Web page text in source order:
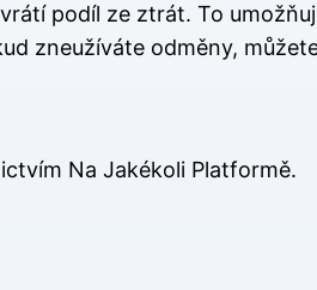
podíl ze ztrát. To
zneužíváte odměny,
Na Jakékoli Platformě.